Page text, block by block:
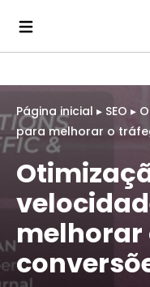
Página inicial ▸ SEO ▸
para melhorar o
melhorar